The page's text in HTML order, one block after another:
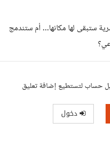
ستبقى لها مكانها… أم ستندمج
حساب لتستطيع إضافة تعليق
دخول